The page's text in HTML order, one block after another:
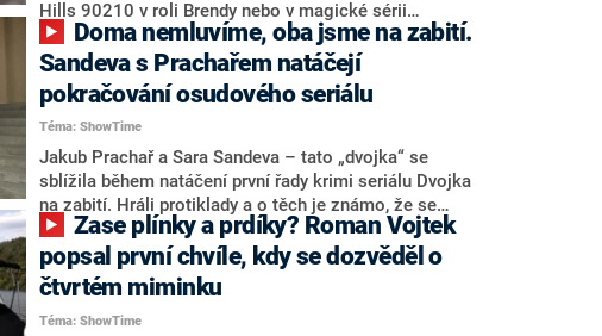
Hills 90210 v roli Brendy nebo v magické sérii
Čarodějky, plný bolestných ran. Na začátku roku se
dozvěděla, že rakovina metastázovala do mozku.
Během jejího boje se zákeřnou nemocí ve čtvrtém
stádiu ji opustil manžel. Nyní se na oblíbenou herečku
zřejmě usmálo štěstí. Na svém Instagramu sdílela
fotografie s neznámým mužem, nechybí ani výřečné
popisky, z nichž mají její sledující jasno – podle nich
si našla novou lásku.
Sandeva s Prachařem natáčejí
pokračování osudového seriálu
Téma: ShowTime
Jakub Prachař a Sara Sandeva – tato „dvojka“ se
sblížila během natáčení první řady krimi seriálu Dvojka
na zabití. Hráli protiklady a o těch je známo, že se
přitahují. Teď pár natáčí pokračování a redakce
Showtimu byla u toho.
popsal první chvíle, kdy se dozvěděl o
čtvrtém miminku
Téma: ShowTime